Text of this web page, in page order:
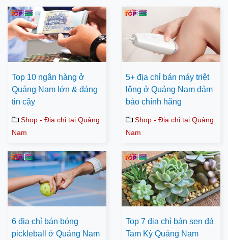
Top 10 ngân hàng ở
Quảng Nam lớn & đáng
tin cậy
Shop - Địa chỉ tại Quảng
Nam
5+ địa chỉ bán máy triệt
lông ở Quảng Nam đảm
bảo chính hãng
Shop - Địa chỉ tại Quảng
Nam
6 địa chỉ bán bóng
pickleball ở Quảng Nam
Top 7 địa chỉ bán sen đá
Tam Kỳ Quảng Nam